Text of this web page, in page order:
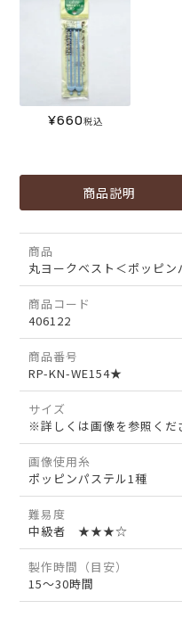
¥660税込
商品説明
商品
丸ヨークベスト＜ポッピン
商品コード
406122
商品番号
RP-KN-WE154★
サイズ
※詳しくは画像を参照くだ
画像使用糸
ポッピンパステル1種
難易度
中級者 ★★★☆
製作時間（目安）
15～30時間